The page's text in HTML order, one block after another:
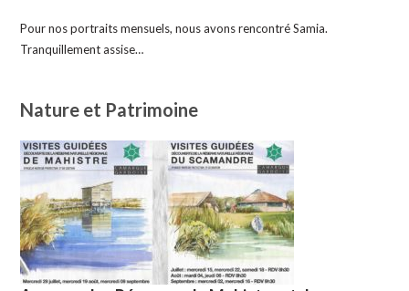
Pour nos portraits mensuels, nous avons rencontré Samia.
Tranquillement assise…
Nature et Patrimoine